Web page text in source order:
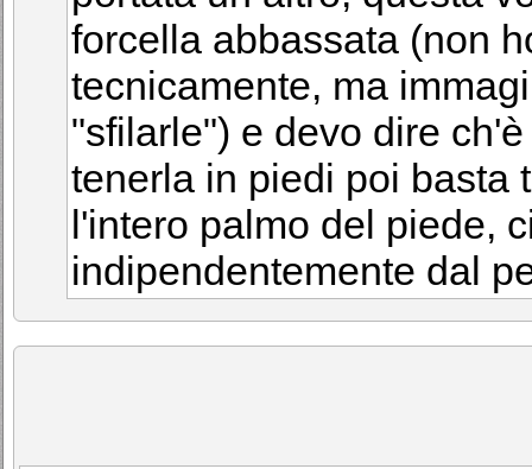
forcella abbassata (non
tecnicamente, ma
"sfilarle") e devo dire
tenerla in piedi poi basta
l'intero palmo del piede,
indipendentemente dal